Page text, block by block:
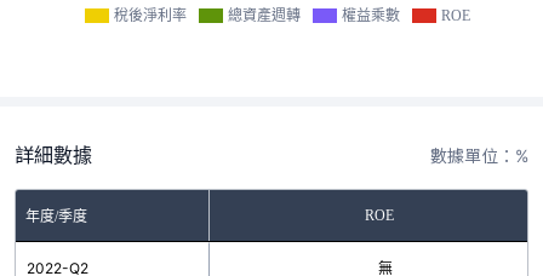
稅後淨利率 總資產週轉 權益乘數 ROE
詳細數據 數據單位：%
年度/季度 ROE
2022-Q2 無